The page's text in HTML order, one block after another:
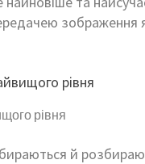
рівня
й